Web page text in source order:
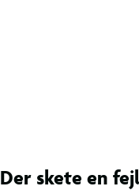
Der skete en